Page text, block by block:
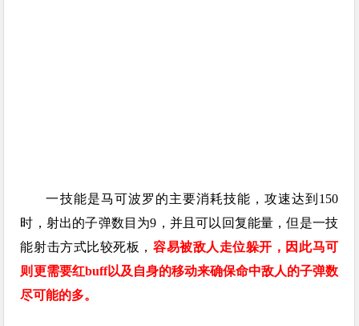
一技能是马可波罗的主要消耗技能，攻速达到150
时，射出的子弹数目为9，并且可以回复能量，但是一技
能射击方式比较死板， 容易被敌人走位躲开，因此马可
则更需要红buff以及自身的移动来确保命中敌人的子弹数
尽可能的多。